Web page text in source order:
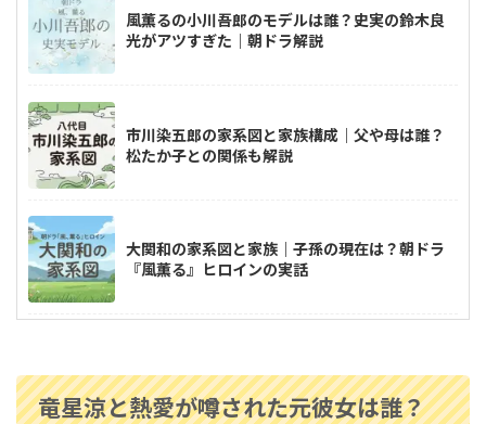
風薫るの小川吾郎のモデルは誰？史実の鈴木良
光がアツすぎた｜朝ドラ解説
市川染五郎の家系図と家族構成｜父や母は誰？
松たか子との関係も解説
大関和の家系図と家族｜子孫の現在は？朝ドラ
『風薫る』ヒロインの実話
じみで仲良しはいつから？
竜星涼と熱愛が噂された元彼女は誰？